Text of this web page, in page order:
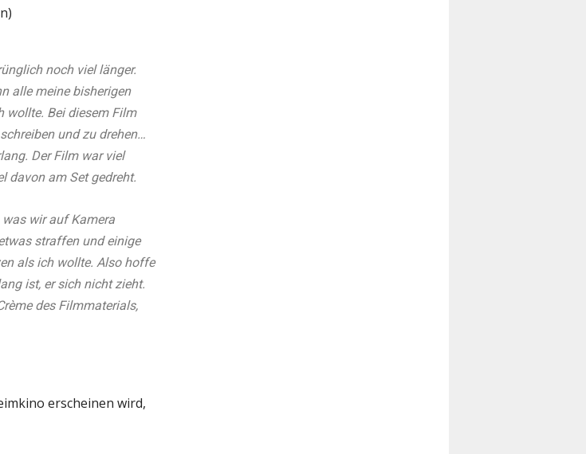
noch viel länger.
alle meine bisherigen
wollte. Bei diesem Film
und zu drehen…
Der Film war viel
davon am Set gedreht.
wir auf Kamera
straffen und einige
als ich wollte. Also hoffe
ist, er sich nicht zieht.
des Filmmaterials,
erscheinen wird,